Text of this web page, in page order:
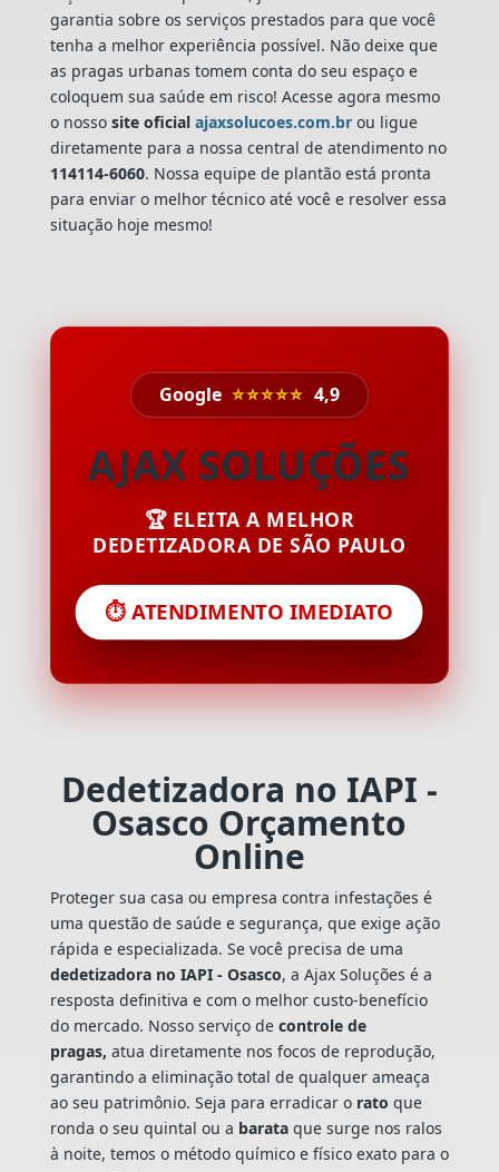
garantia sobre os serviços prestados para que você
tenha a melhor experiência possível. Não deixe que
as pragas urbanas tomem conta do seu espaço e
coloquem sua saúde em risco! Acesse agora mesmo
o nossosite oficial ajaxsolucoes.com.brou ligue
diretamente para a nossa central de atendimento no
114114-6060. Nossa equipe de plantão está pronta
para enviar o melhor técnico até você e resolver essa
situação hoje mesmo!
Google ⭐⭐⭐⭐⭐ 4,9
AJAX SOLUÇÕES
🏆 ELEITA A MELHOR
DEDETIZADORA DE SÃO PAULO
⏱️ ATENDIMENTO IMEDIATO
Dedetizadora no IAPI -
Osasco Orçamento
Online
Proteger sua casa ou empresa contra infestações é
uma questão de saúde e segurança, que exige ação
rápida e especializada. Se você precisa de uma
dedetizadora no IAPI - Osasco, a Ajax Soluções é a
resposta definitiva e com o melhor custo-benefício
do mercado. Nosso serviço de controle de
pragas, atua diretamente nos focos de reprodução,
garantindo a eliminação total de qualquer ameaça
ao seu patrimônio. Seja para erradicar o rato que
ronda o seu quintal ou a barataque surge nos ralos
à noite, temos o método químico e físico exato para o